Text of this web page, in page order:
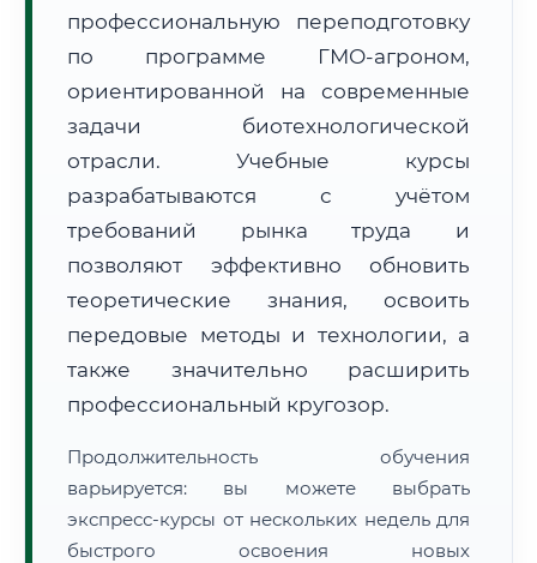
🗺️ Зона обслуживания: г. Бишкек
Расчет логистики оригиналов:
• Маршрут транзита:~1 482 км
• Экспресс-доставка СДЭК / Почтой: 2–3 рабочих дня
📜 Документы и аккредитация ФИС ФРДО
Нажмите на документ для увеличения и просмотра
профессиональную переподготовку
по программе ГМО-агроном,
ориентированной на современные
задачи биотехнологической
отрасли. Учебные курсы
разрабатываются с учётом
требований рынка труда и
позволяют эффективно обновить
теоретические знания, освоить
передовые методы и технологии, а
также значительно расширить
профессиональный кругозор.
Продолжительность обучения
варьируется: вы можете выбрать
экспресс-курсы от нескольких недель для
быстрого освоения новых